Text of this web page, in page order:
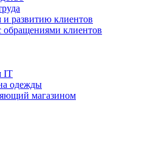
развитию клиентов
обращениями клиентов
IT
одежды
магазином